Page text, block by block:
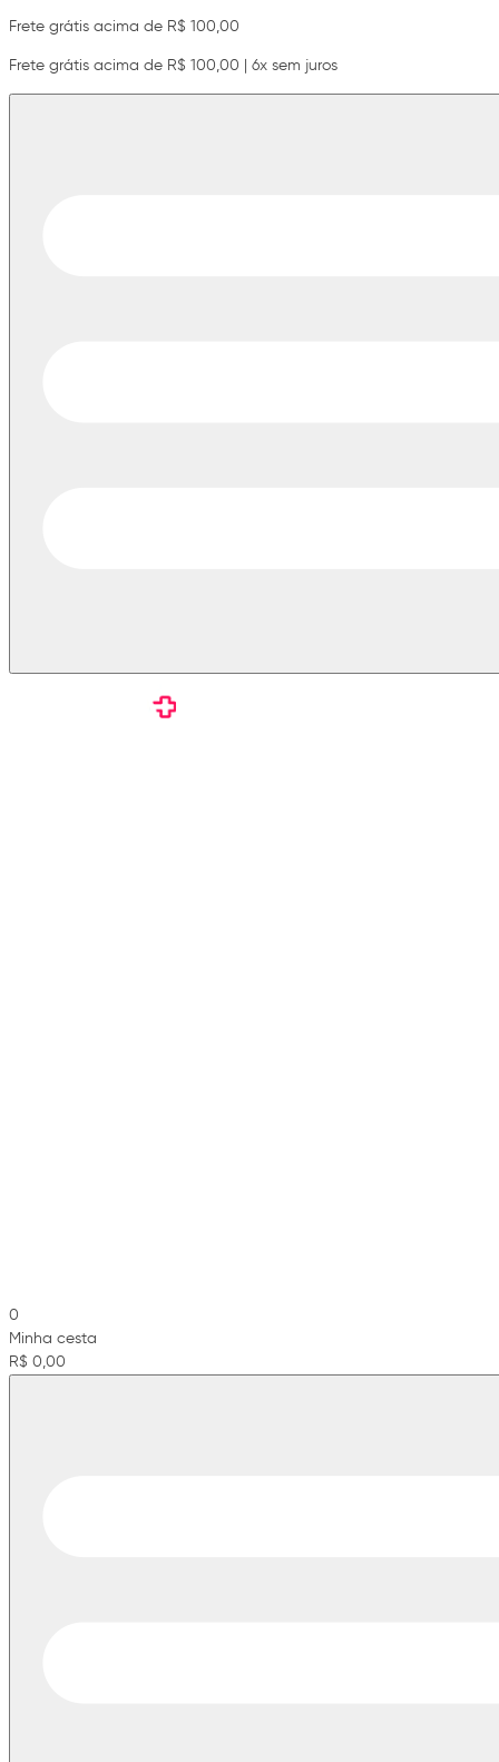
Frete grátis acima de R$ 100,00
Frete grátis acima de R$ 100,00 | 6x sem juros
0
Minha cesta
R$ 0,00